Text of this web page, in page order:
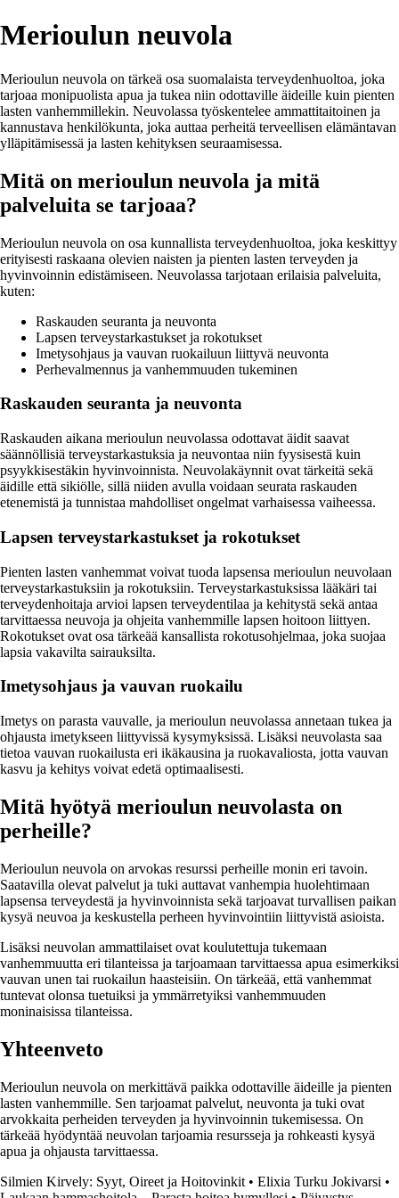
Merioulun neuvola
Merioulun neuvola on tärkeä osa suomalaista terveydenhuoltoa, joka
tarjoaa monipuolista apua ja tukea niin odottaville äideille kuin pienten
lasten vanhemmillekin. Neuvolassa työskentelee ammattitaitoinen ja
kannustava henkilökunta, joka auttaa perheitä terveellisen elämäntavan
ylläpitämisessä ja lasten kehityksen seuraamisessa.
Mitä on merioulun neuvola ja mitä
palveluita se tarjoaa?
Merioulun neuvola on osa kunnallista terveydenhuoltoa, joka keskittyy
erityisesti raskaana olevien naisten ja pienten lasten terveyden ja
hyvinvoinnin edistämiseen. Neuvolassa tarjotaan erilaisia palveluita,
kuten:
Raskauden seuranta ja neuvonta
Lapsen terveystarkastukset ja rokotukset
Imetysohjaus ja vauvan ruokailuun liittyvä neuvonta
Perhevalmennus ja vanhemmuuden tukeminen
Raskauden seuranta ja neuvonta
Raskauden aikana merioulun neuvolassa odottavat äidit saavat
säännöllisiä terveystarkastuksia ja neuvontaa niin fyysisestä kuin
psyykkisestäkin hyvinvoinnista. Neuvolakäynnit ovat tärkeitä sekä
äidille että sikiölle, sillä niiden avulla voidaan seurata raskauden
etenemistä ja tunnistaa mahdolliset ongelmat varhaisessa vaiheessa.
Lapsen terveystarkastukset ja rokotukset
Pienten lasten vanhemmat voivat tuoda lapsensa merioulun neuvolaan
terveystarkastuksiin ja rokotuksiin. Terveystarkastuksissa lääkäri tai
terveydenhoitaja arvioi lapsen terveydentilaa ja kehitystä sekä antaa
tarvittaessa neuvoja ja ohjeita vanhemmille lapsen hoitoon liittyen.
Rokotukset ovat osa tärkeää kansallista rokotusohjelmaa, joka suojaa
lapsia vakavilta sairauksilta.
Imetysohjaus ja vauvan ruokailu
Imetys on parasta vauvalle, ja merioulun neuvolassa annetaan tukea ja
ohjausta imetykseen liittyvissä kysymyksissä. Lisäksi neuvolasta saa
tietoa vauvan ruokailusta eri ikäkausina ja ruokavaliosta, jotta vauvan
kasvu ja kehitys voivat edetä optimaalisesti.
Mitä hyötyä merioulun neuvolasta on
perheille?
Merioulun neuvola on arvokas resurssi perheille monin eri tavoin.
Saatavilla olevat palvelut ja tuki auttavat vanhempia huolehtimaan
lapsensa terveydestä ja hyvinvoinnista sekä tarjoavat turvallisen paikan
kysyä neuvoa ja keskustella perheen hyvinvointiin liittyvistä asioista.
Lisäksi neuvolan ammattilaiset ovat koulutettuja tukemaan
vanhemmuutta eri tilanteissa ja tarjoamaan tarvittaessa apua esimerkiksi
vauvan unen tai ruokailun haasteisiin. On tärkeää, että vanhemmat
tuntevat olonsa tuetuiksi ja ymmärretyiksi vanhemmuuden
moninaisissa tilanteissa.
Yhteenveto
Merioulun neuvola on merkittävä paikka odottaville äideille ja pienten
lasten vanhemmille. Sen tarjoamat palvelut, neuvonta ja tuki ovat
arvokkaita perheiden terveyden ja hyvinvoinnin tukemisessa. On
tärkeää hyödyntää neuvolan tarjoamia resursseja ja rohkeasti kysyä
apua ja ohjausta tarvittaessa.
Silmien Kirvely: Syyt, Oireet ja Hoitovinkit • Elixia Turku Jokivarsi •